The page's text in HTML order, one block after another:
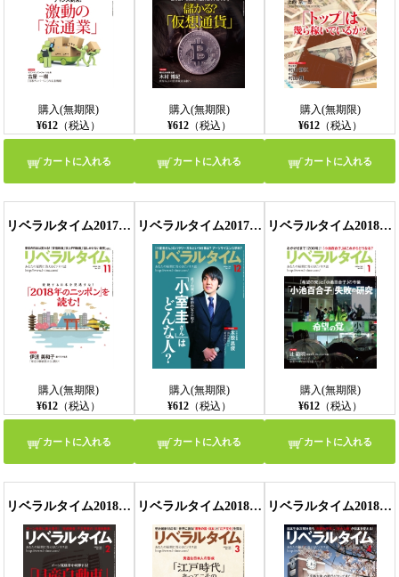
購入(無期限)
¥612 （税込）
カートに入れる
購入(無期限)
¥612（税込）
カートに入れる
購入(無期限)
¥612（税込）
カートに入れる
リベラルタイム2017年11月号
購入(無期限)
¥612 （税込）
カートに入れる
リベラルタイム2017年12月号
購入(無期限)
¥612（税込）
カートに入れる
リベラルタイム2018年1月号
購入(無期限)
¥612（税込）
カートに入れる
リベラルタイム2018年2月号 リベラルタイム2018年3月号 リベラルタイム2018年4月号